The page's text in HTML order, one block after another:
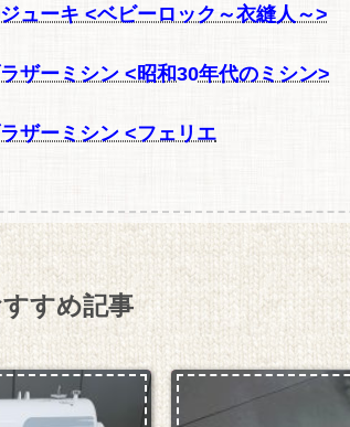
ューキ <ベビーロック～衣縫人～>
ザーミシン <昭和30年代のミシン>
ザーミシン <フェリエ
すめ記事